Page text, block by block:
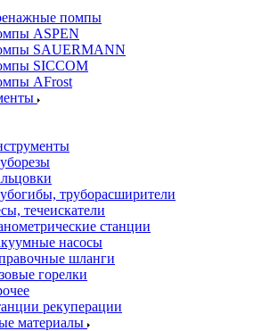
помпы
ASPEN
SAUERMANN
SICCOM
AFrost
труборасширители
течеискатели
станции
насосы
шланги
горелки
рекуперации
материалы